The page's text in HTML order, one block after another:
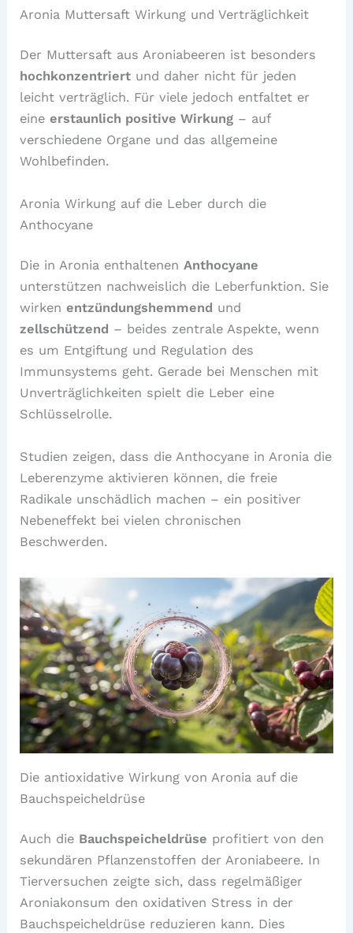
Aronia Muttersaft Wirkung und Verträglichkeit
Der Muttersaft aus Aroniabeeren ist besonders
hochkonzentriert und daher nicht für jeden
leicht verträglich. Für viele jedoch entfaltet er
eineerstaunlich positive Wirkung – auf
verschiedene Organe und das allgemeine
Wohlbefinden.
Aronia Wirkung auf die Leber durch die
Anthocyane
Die in Aronia enthaltenenAnthocyane
unterstützen nachweislich die Leberfunktion. Sie
wirkenentzündungshemmend und
zellschützend – beides zentrale Aspekte, wenn
es um Entgiftung und Regulation des
Immunsystems geht. Gerade bei Menschen mit
Unverträglichkeiten spielt die Leber eine
Schlüsselrolle.
Studien zeigen, dass die Anthocyane in Aronia die
Leberenzyme aktivieren können, die freie
Radikale unschädlich machen – ein positiver
Nebeneffekt bei vielen chronischen
Beschwerden.
Die antioxidative Wirkung von Aronia auf die
Bauchspeicheldrüse
Auch die Bauchspeicheldrüse profitiert von den
sekundären Pflanzenstoffen der Aroniabeere. In
Tierversuchen zeigte sich, dass regelmäßiger
Aroniakonsum den oxidativen Stress in der
Bauchspeicheldrüse reduzieren kann. Dies